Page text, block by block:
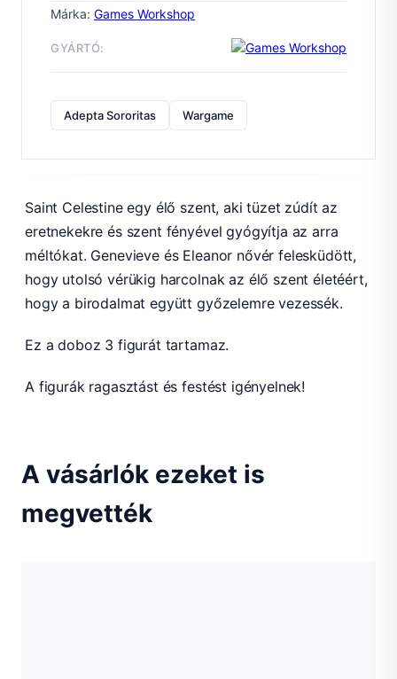
SAINT
Márka: Games Workshop
GYÁRTÓ:
Adepta Sororitas Wargame
Saint Celestine egy élő szent, aki tüzet zúdít az
eretnekekre és szent fényével gyógyítja az arra
méltókat. Genevieve és Eleanor nővér felesküdött,
hogy utolsó vérükig harcolnak az élő szent életéért,
hogy a birodalmat együtt győzelemre vezessék.
Ez a doboz 3 figurát tartamaz.
A figurák ragasztást és festést igényelnek!
A vásárlók ezeket is
megvették